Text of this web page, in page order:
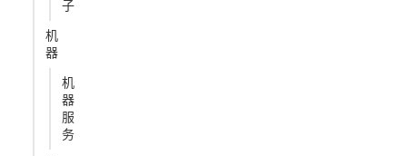
子
机
器
机
器
服
务